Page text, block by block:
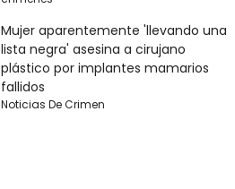
Mujer aparentemente 'llevando una
lista negra' asesina a cirujano
plástico por implantes mamarios
fallidos
Noticias De Crimen